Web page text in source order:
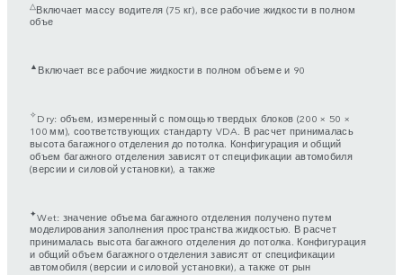
△Включает массу водителя (75 кг), все рабочие жидкости в полном
объе
▲ Включает все рабочие жидкости в полном объеме и 90
✧Dry: объем, измеренный с помощью твердых блоков (200 × 50 ×
100 мм), соответствующих стандарту VDA. В расчет принималась
высота багажного отделения до потолка. Конфигурация и общий
объем багажного отделения зависят от спецификации автомобиля
(версии и силовой установки), а также
✦Wet: значение объема багажного отделения получено путем
моделирования заполнения пространства жидкостью. В расчет
принималась высота багажного отделения до потолка. Конфигурация
и общий объем багажного отделения зависят от спецификации
автомобиля (версии и силовой установки), а также от рын